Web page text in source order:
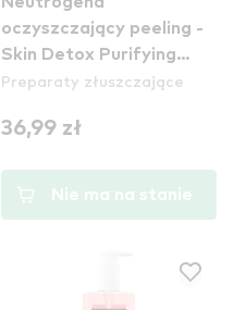
oczyszczający peeling -
Skin Detox Purifying
Scrub
Preparaty złuszczające
36,99 zł
Nie ma na stanie